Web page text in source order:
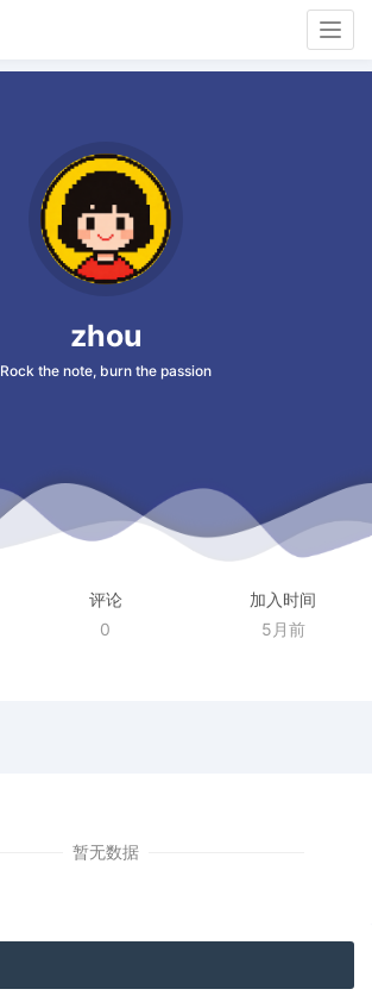
zhou
Rock the note, burn the passion
评论
0
加入时间
5月前
暂无数据